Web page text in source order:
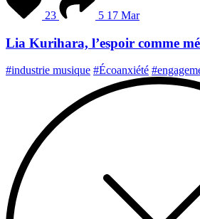
23 5 17 Mar
Lia Kurihara, l’espoir comme
#industrie musique #Écoanxiété